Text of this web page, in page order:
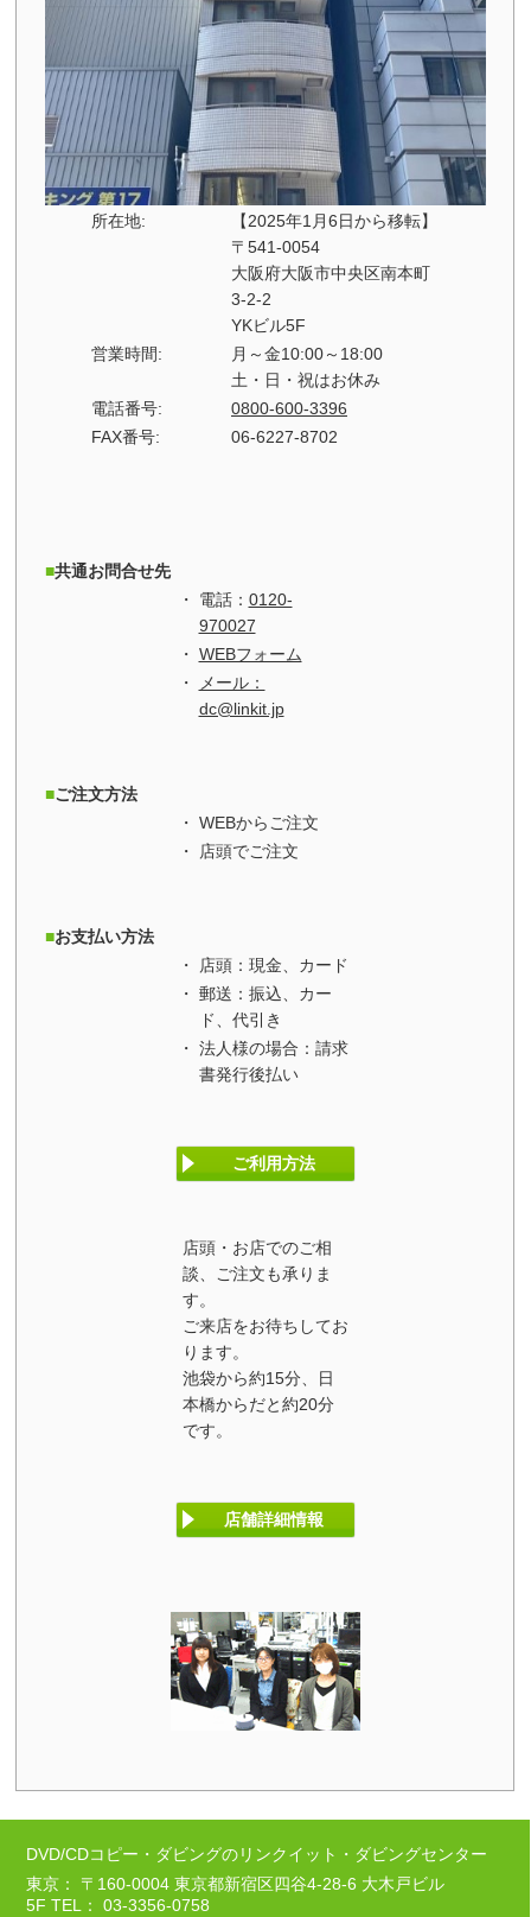
所在地:
【2025年1月6日から移転】
〒541-0054
大阪府大阪市中央区南本町
3-2-2
YKビル5F
営業時間:
月～金10:00～18:00
土・日・祝はお休み
電話番号:
0800-600-3396
FAX番号:
06-6227-8702
共通お問合せ先
電話： 0120-
970027
WEBフォーム
メール：
dc@linkit.jp
ご注文方法
WEBからご注文
店頭でご注文
お支払い方法
店頭：現金、カード
郵送：振込、カー
ド、代引き
法人様の場合：請求
書発行後払い
ご利用方法
店頭・お店でのご相
談、ご注文も承りま
す。
ご来店をお待ちしてお
ります。
池袋から約15分、日
本橋からだと約20分
です。
店舗詳細情報
DVD/CDコピー・ダビングのリンクイット・ダビングセンター
東京： 〒160-0004 東京都新宿区四谷4-28-6 大木戸ビル
5F TEL： 03-3356-0758